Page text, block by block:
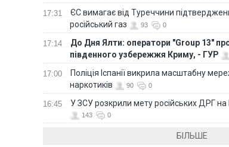
17:31
ЄС вимагає від Туреччини
російський газ
93 0
17:14
До Дня Ялти: оператори "Group 13"
південного узбережжя Криму, - ГУР
17:00
Поліція Іспанії викрила масштабну
наркотиків
90 0
16:45 У ЗСУ розкрили мету російських ДРГ
143 0
БІЛЬШЕ